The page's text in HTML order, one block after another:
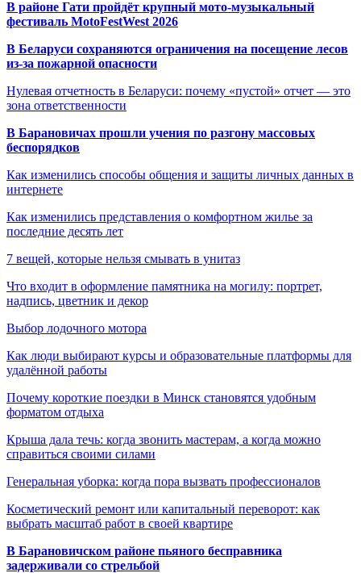
В районе Гати пройдёт крупный мото-музыкальный
фестиваль MotoFestWest 2026
В Беларуси сохраняются ограничения на посещение лесов
из-за пожарной опасности
Нулевая отчетность в Беларуси: почему «пустой» отчет — это
зона ответственности
В Барановичах прошли учения по разгону массовых
беспорядков
Как изменились способы общения и защиты личных данных в
интернете
Как изменились представления о комфортном жилье за
последние десять лет
7 вещей, которые нельзя смывать в унитаз
Что входит в оформление памятника на могилу: портрет,
надпись, цветник и декор
Выбор лодочного мотора
Как люди выбирают курсы и образовательные платформы для
удалённой работы
Почему короткие поездки в Минск становятся удобным
форматом отдыха
Крыша дала течь: когда звонить мастерам, а когда можно
справиться своими силами
Генеральная уборка: когда пора вызвать профессионалов
Косметический ремонт или капитальный переворот: как
выбрать масштаб работ в своей квартире
В Барановичском районе пьяного бесправника
задерживали со стрельбой